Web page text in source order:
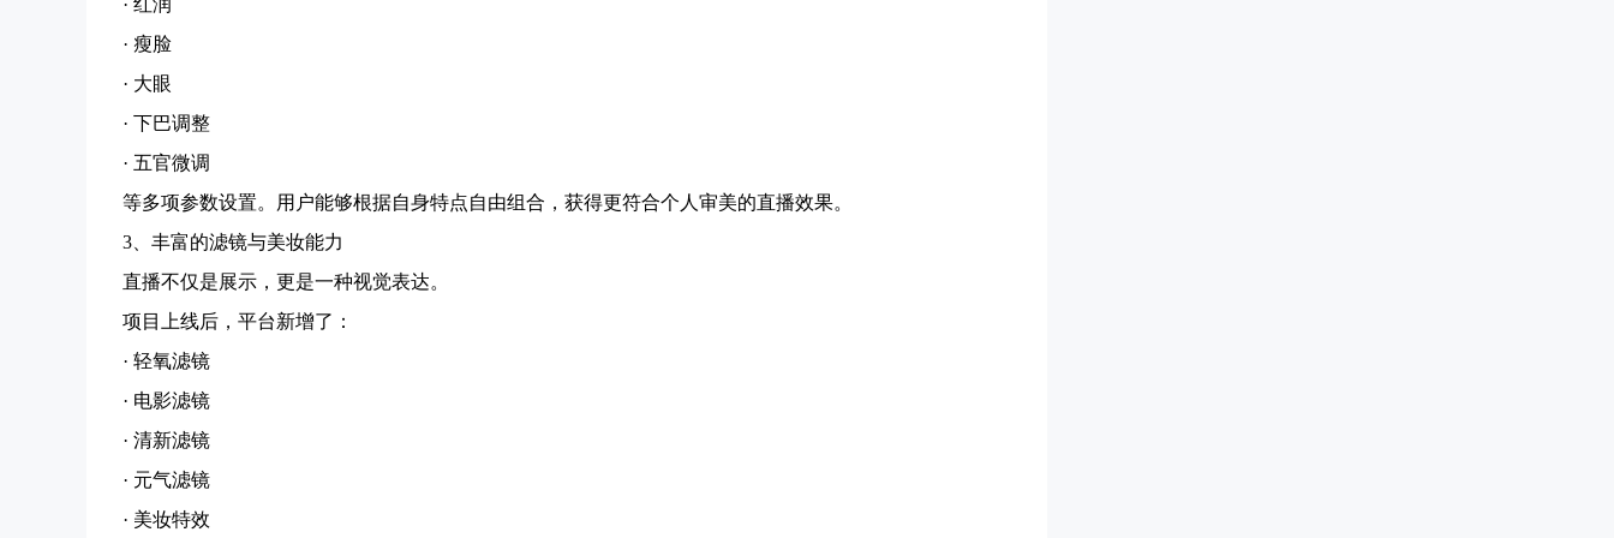
· 红润
· 瘦脸
· 大眼
· 下巴调整
· 五官微调
等多项参数设置。用户能够根据自身特点自由组合，获得更符合个人审美的直播效果。
3、丰富的滤镜与美妆能力
直播不仅是展示，更是一种视觉表达。
项目上线后，平台新增了：
· 轻氧滤镜
· 电影滤镜
· 清新滤镜
· 元气滤镜
· 美妆特效